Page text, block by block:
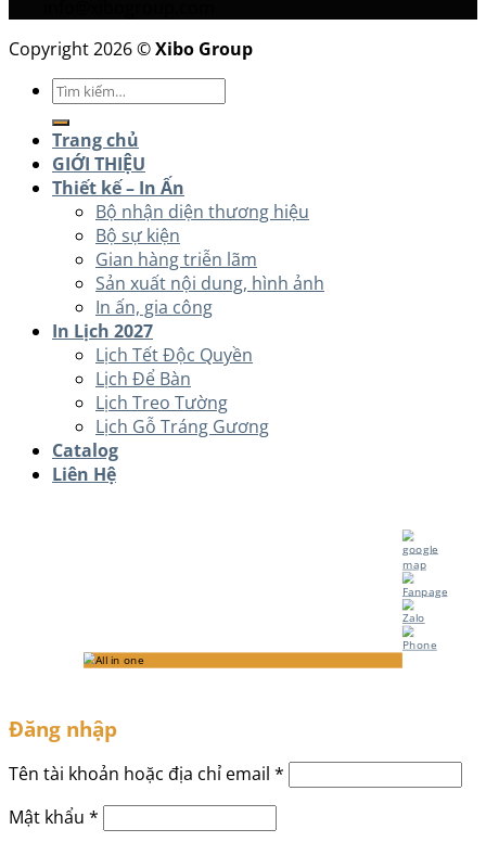
Copyright 2026 ©Xibo Group
Tìm
Trang chủ
GIỚI THIỆU
Thiết kế – In Ấn
Bộ nhận diện thương hiệu
Bộ sự kiện
Gian hàng triễn lãm
Sản xuất nội dung, hình ảnh
In ấn, gia công
In Lịch 2027
Lịch Tết Độc Quyền
Lịch Để Bàn
Lịch Treo Tường
Lịch Gỗ Tráng Gương
Catalog
Liên Hệ
Đăng nhập
Tên tài khoản hoặc địa chỉ email *
Mật khẩu *